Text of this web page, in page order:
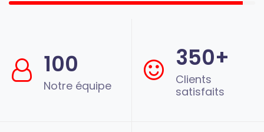
100
Notre équipe
350+
Clients
satisfaits